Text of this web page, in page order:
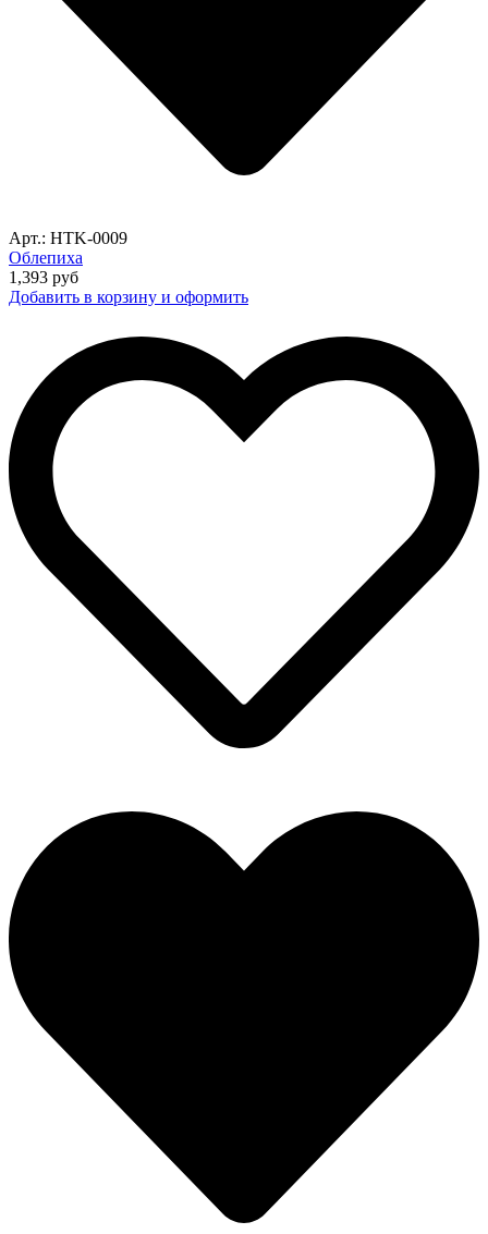
Арт.: HTK-0009
Облепиха
1,393 руб
Добавить в корзину и оформить